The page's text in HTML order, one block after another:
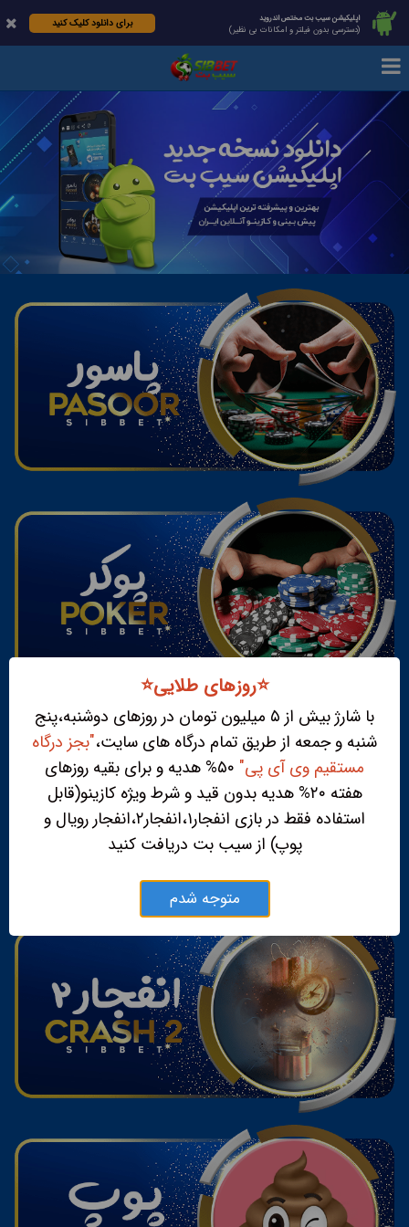
اپلیکیشن سیب بت مختص اندروید
(دسترسی بدون فیلتر و امکانات بی نظیر)
برای دانلود کلیک کنید
⭐️روزهای طلایی⭐️
با شارژ بیش از ۵ میلیون تومان در روزهای دوشنبه،پنج
شنبه و جمعه از طریق تمام درگاه های سایت،"بجز درگاه
مستقیم وی آی پی"
۵۰% هدیه و برای بقیه روزهای
هفته ۲۰% هدیه بدون قید و شرط ویژه کازینو(قابل
استفاده فقط در بازی انفجار۱،انفجار۲،انفجار رویال و
پوپ) از سیب بت دریافت کنید
متوجه شدم